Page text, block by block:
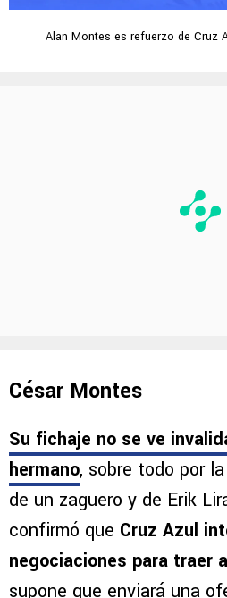
Alan Montes es refuerzo de Cruz
César Montes
Su fichaje no se ve
hermano, sobre todo por
de un zaguero y de Erik
confirmó que Cruz Azul
negociaciones para traer
supone que enviará una